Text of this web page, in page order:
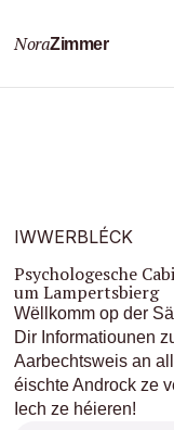
NoraZimmer
IWWERBLÉCK
Psychologesche
um Lampertsbierg
Wëllkomm op der
Dir Informatiounen
Aarbechtsweis an
éischte Androck ze
Iech ze héieren!